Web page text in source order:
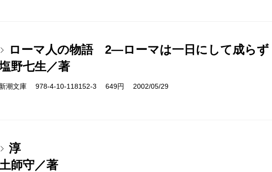
ローマ人の物語 2―ローマは一日にして成ら
野七生／著
新潮文庫 978-4-10-118152-3 649円 2002/05/29
淳
師守／著